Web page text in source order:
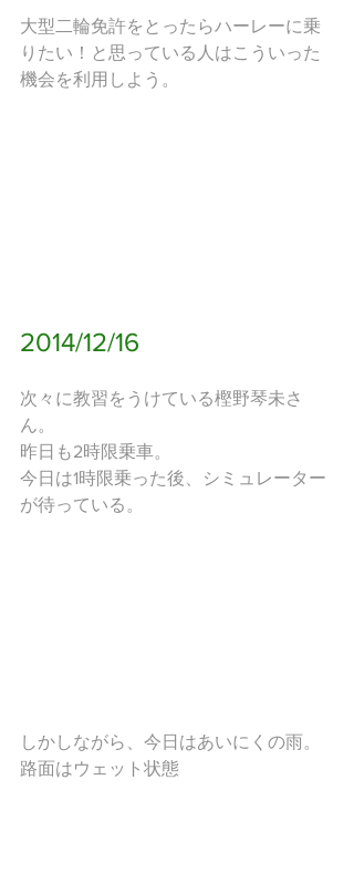
大型二輪免許をとったらハーレーに乗
りたい！と思っている人はこういった
機会を利用しよう。
2014/12/16
次々に教習をうけている樫野琴未さ
ん。
昨日も2時限乗車。
今日は1時限乗った後、シミュレーター
が待っている。
しかしながら、今日はあいにくの雨。
路面はウェット状態